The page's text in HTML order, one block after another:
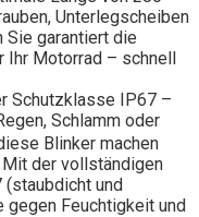
Unterlegscheiben
Sie garantiert die
Motorrad – schnell
Schutzklasse IP67 –
Schlamm oder
Blinker machen
der vollständigen
und
Feuchtigkeit und